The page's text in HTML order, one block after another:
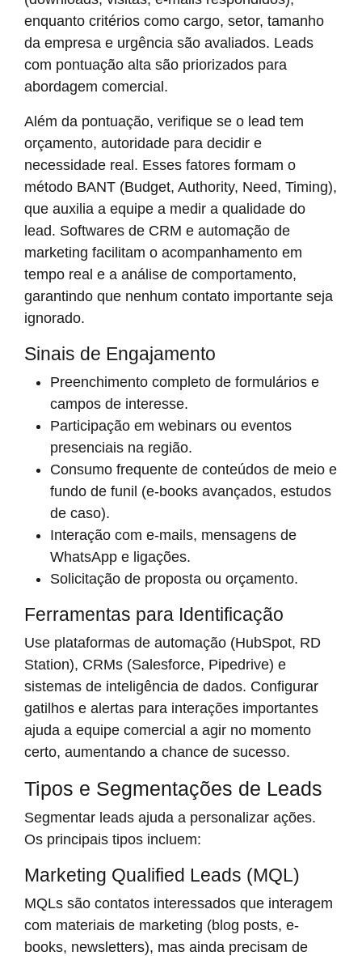
enquanto critérios como cargo, setor, tamanho
da empresa e urgência são avaliados. Leads
com pontuação alta são priorizados para
abordagem comercial.
Além da pontuação, verifique se o lead tem
orçamento, autoridade para decidir e
necessidade real. Esses fatores formam o
método BANT (Budget, Authority, Need, Timing),
que auxilia a equipe a medir a qualidade do
lead. Softwares de CRM e automação de
marketing facilitam o acompanhamento em
tempo real e a análise de comportamento,
garantindo que nenhum contato importante seja
ignorado.
Sinais de Engajamento
Preenchimento completo de formulários e
campos de interesse.
Participação em webinars ou eventos
presenciais na região.
Consumo frequente de conteúdos de meio e
fundo de funil (e-books avançados, estudos
de caso).
Interação com e-mails, mensagens de
WhatsApp e ligações.
Solicitação de proposta ou orçamento.
Ferramentas para Identificação
Use plataformas de automação (HubSpot, RD
Station), CRMs (Salesforce, Pipedrive) e
sistemas de inteligência de dados. Configurar
gatilhos e alertas para interações importantes
ajuda a equipe comercial a agir no momento
certo, aumentando a chance de sucesso.
Tipos e Segmentações de Leads
Segmentar leads ajuda a personalizar ações.
Os principais tipos incluem:
Marketing Qualified Leads (MQL)
MQLs são contatos interessados que interagem
com materiais de marketing (blog posts, e-
books, newsletters), mas ainda precisam de